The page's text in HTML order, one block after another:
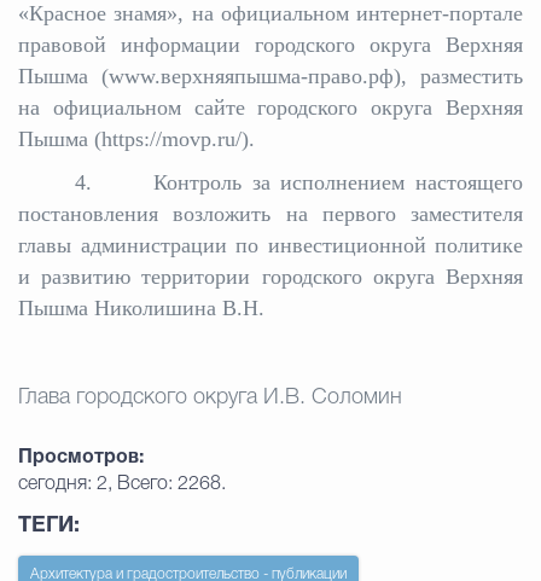
«Красное знамя», на официальном интернет-портале
правовой информации городского округа Верхняя
Пышма (www.верхняяпышма-право.рф), разместить
на официальном сайте городского округа Верхняя
Пышма (https://movp.ru/).
4. Контроль за исполнением настоящего
постановления возложить на первого заместителя
главы администрации по инвестиционной политике
и развитию территории городского округа Верхняя
Пышма Николишина В.Н.
Глава городского округа И.В. Соломин
Просмотров:
сегодня: 2, Всего: 2268.
ТЕГИ:
Архитектура и градостроительство - публикации